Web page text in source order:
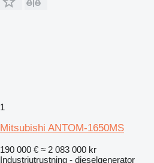
1
Mitsubishi ANTOM-1650MS
190 000 € ≈ 2 083 000 kr
Industriutrustning - dieselgenerator